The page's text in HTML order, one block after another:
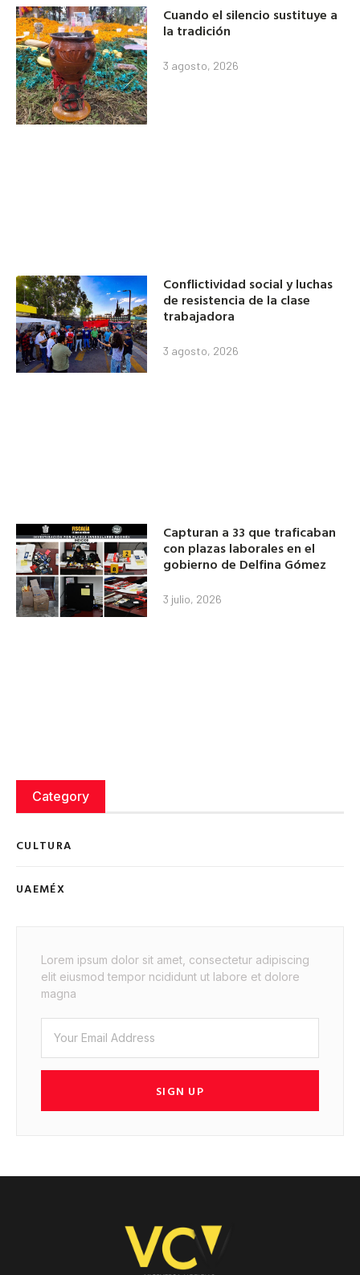
Cuando el silencio sustituye a
la tradición
3 agosto, 2026
Conflictividad social y luchas
de resistencia de la clase
trabajadora
3 agosto, 2026
Capturan a 33 que traficaban
con plazas laborales en el
gobierno de Delfina Gómez
3 julio, 2026
Category
CULTURA
UAEMÉX
Lorem ipsum dolor sit amet, consectetur adipiscing
elit eiusmod tempor ncididunt ut labore et dolore
magna
SIGN UP